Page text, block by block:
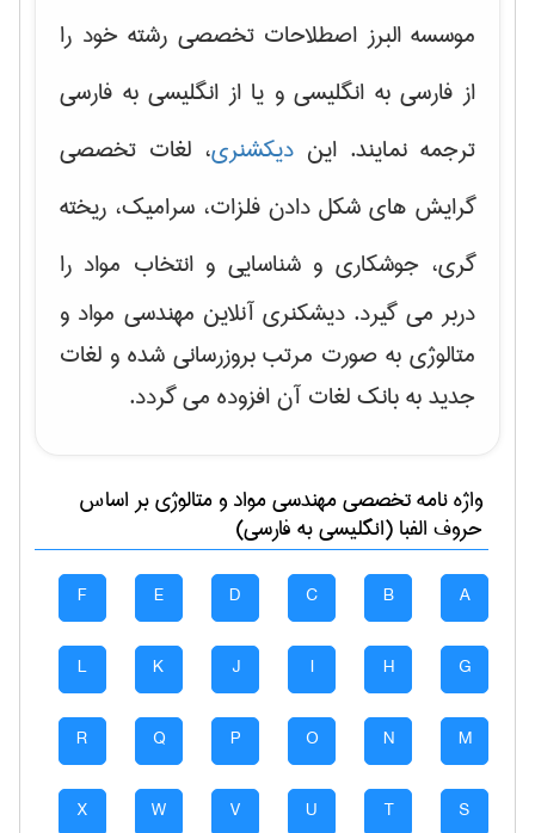
موسسه البرز اصطلاحات تخصصی رشته خود را
از فارسی به انگلیسی و یا از انگلیسی به فارسی
ترجمه نمایند. این دیکشنری، لغات تخصصی
گرایش های شکل دادن فلزات، سرامیک، ریخته
گری، جوشکاری و شناسایی و انتخاب مواد را
دربر می گیرد. دیشکنری آنلاین مهندسی مواد و
متالوژی به صورت مرتب بروزرسانی شده و لغات
جدید به بانک لغات آن افزوده می گردد.
واژه نامه تخصصیمهندسی مواد و متالوژیبر اساس
حروف الفبا (انگلیسی به فارسی)
A
B
C
D
E
F
G
H
I
J
K
L
M
N
O
P
Q
R
S
T
U
V
W
X